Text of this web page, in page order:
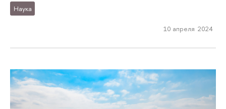
Наука
10 апреля 2024